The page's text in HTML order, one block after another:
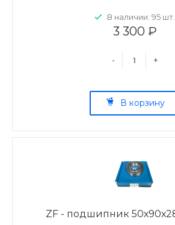
В наличии: 95 шт.
3 300 ₽
- +
В корзину
ZF - подшипник